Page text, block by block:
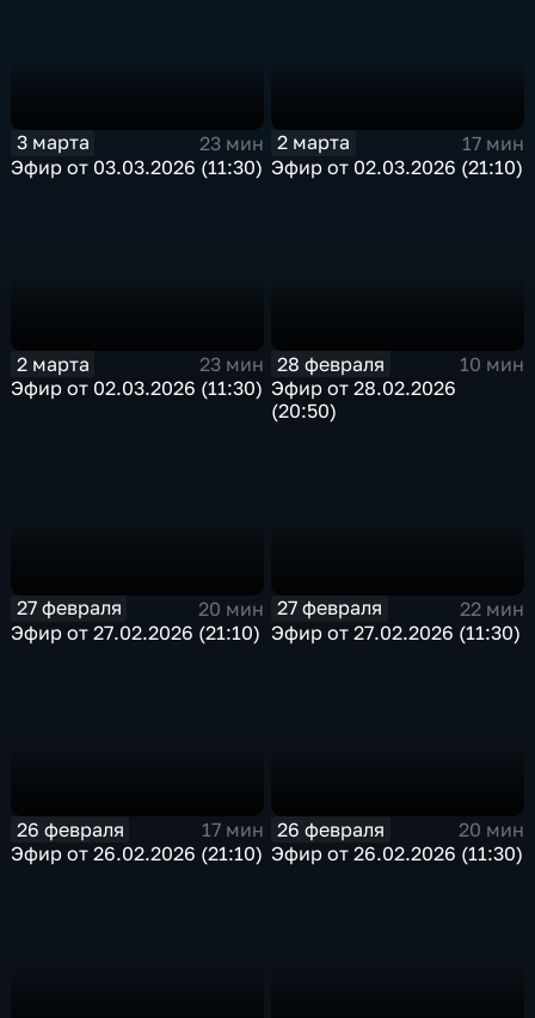
3 марта
23 мин
Эфир от 03.03.2026 (11:30)
2 марта
17 мин
Эфир от 02.03.2026 (21:10)
2 марта
23 мин
Эфир от 02.03.2026 (11:30)
28 февраля
10 мин
Эфир от 28.02.2026
(20:50)
27 февраля
20 мин
Эфир от 27.02.2026 (21:10)
27 февраля
22 мин
Эфир от 27.02.2026 (11:30)
26 февраля
17 мин
Эфир от 26.02.2026 (21:10)
26 февраля
20 мин
Эфир от 26.02.2026 (11:30)